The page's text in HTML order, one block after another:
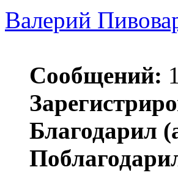
Валерий
Сообщений:
Благодарил